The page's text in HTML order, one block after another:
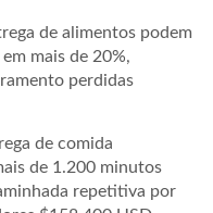
de alimentos podem
mais de 20%,
perdidas
de comida
de 1.200 minutos
repetitiva por